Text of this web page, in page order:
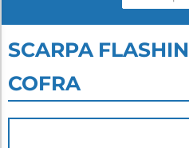
SCARPA
COFRA